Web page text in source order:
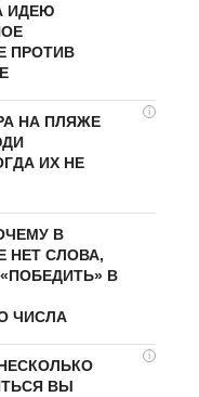
ИДЕЮ
ПРОТИВ
i
НА ПЛЯЖЕ
ИХ НЕ
В
НЕТ СЛОВА,
В
ЧИСЛА
i
ВЫ